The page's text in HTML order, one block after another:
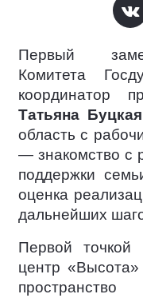
Первый
Комитета
координатор
Татьяна Буцкая
область с
— знакомство с
поддержки
оценка
дальнейших
Первой точкой
центр